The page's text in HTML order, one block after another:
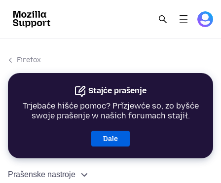
Firefox
Stajće prašenje
Trjebaće hišće pomoc? Přizjewće so, zo byšće
swoje prašenje w našich forumach stajił.
Dale
Prašenske nastroje